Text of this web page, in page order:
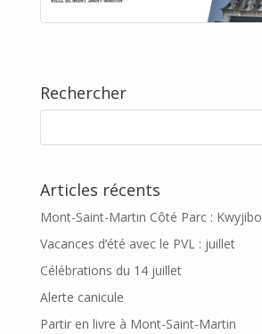
Rechercher
Articles récents
Mont-Saint-Martin Côté Parc : Kwyjibo
Vacances d’été avec le PVL : juillet
Célébrations du 14 juillet
Alerte canicule
Partir en livre à Mont-Saint-Martin